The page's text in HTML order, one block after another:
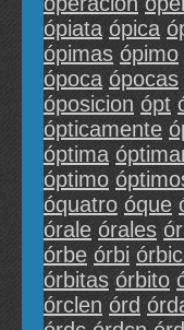
ópiata ópica
ópimas ópimo
ópoca ópocas
óposicion ópt
ópticamente
óptima
óptimo
óquatro óque
órale órales
órbe órbi
órbitas órbito
órclen órd